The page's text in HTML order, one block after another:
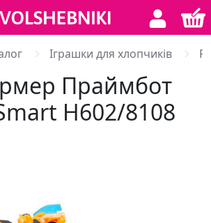
Іграшки для хлопчиків
Праймбот
H602/8108